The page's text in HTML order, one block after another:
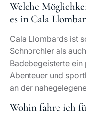
Welche
es in Cala
Cala Llombards ist
Schnorchler als
Badebegeisterte ein
Abenteuer und
an der
Wohin fahre ich